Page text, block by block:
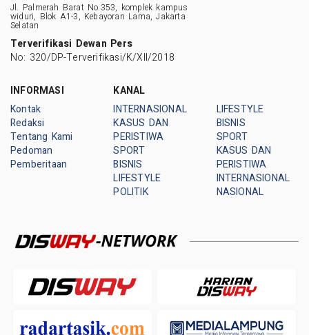
Jl. Palmerah Barat No.353, komplek kampus
widuri, Blok A1-3, Kebayoran Lama, Jakarta
Selatan
Terverifikasi Dewan Pers
No: 320/DP-Terverifikasi/K/XII/2018
INFORMASI
Kontak
Redaksi
Tentang Kami
Pedoman
Pemberitaan
KANAL
INTERNASIONAL
KASUS DAN
PERISTIWA
SPORT
BISNIS
LIFESTYLE
POLITIK
LIFESTYLE
BISNIS
SPORT
KASUS DAN
PERISTIWA
INTERNASIONAL
NASIONAL